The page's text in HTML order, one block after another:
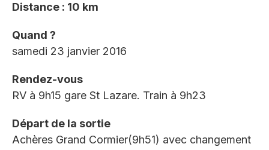
Distance : 10 km
Quand ?
samedi 23 janvier 2016
Rendez-vous
RV à 9h15 gare St Lazare. Train à 9h23
Départ de la sortie
Achères Grand Cormier(9h51) avec changement